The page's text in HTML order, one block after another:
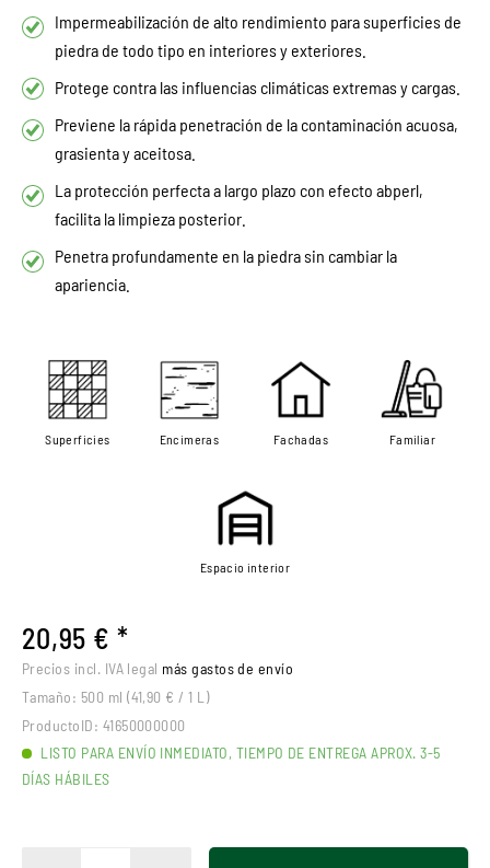
Impermeabilización de alto rendimiento para superficies de
piedra de todo tipo en interiores y exteriores.
Protege contra las influencias climáticas extremas y cargas.
Previene la rápida penetración de la contaminación acuosa,
grasienta y aceitosa.
La protección perfecta a largo plazo con efecto abperl,
facilita la limpieza posterior.
Penetra profundamente en la piedra sin cambiar la
apariencia.
Superficies Encimeras Fachadas Familiar
Espacio interior
20,95 € *
Precios incl. IVA legal más gastos de envío
Tamaño: 500 ml (41,90 € / 1 L)
ProductoID: 41650000000
LISTO PARA ENVÍO INMEDIATO, TIEMPO DE ENTREGA APROX. 3-5
DÍAS HÁBILES